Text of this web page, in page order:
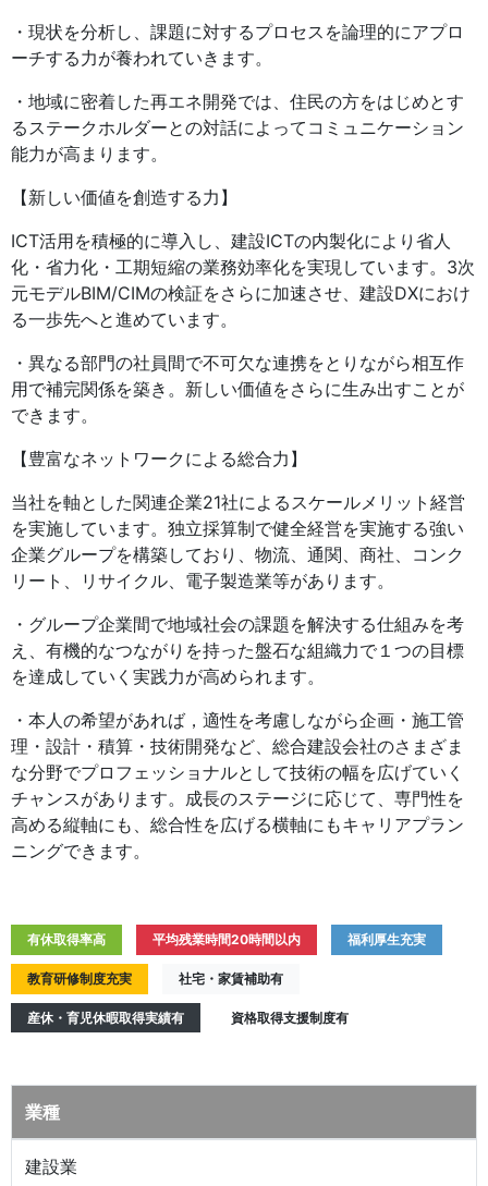
・現状を分析し、課題に対するプロセスを論理的にアプロ
ーチする力が養われていきます。
・地域に密着した再エネ開発では、住民の方をはじめとす
るステークホルダーとの対話によってコミュニケーション
能力が高まります。
【新しい価値を創造する力】
ICT活用を積極的に導入し、建設ICTの内製化により省人
化・省力化・工期短縮の業務効率化を実現しています。3次
元モデルBIM/CIMの検証をさらに加速させ、建設DXにおけ
る一歩先へと進めています。
・異なる部門の社員間で不可欠な連携をとりながら相互作
用で補完関係を築き。新しい価値をさらに生み出すことが
できます。
【豊富なネットワークによる総合力】
当社を軸とした関連企業21社によるスケールメリット経営
を実施しています。独立採算制で健全経営を実施する強い
企業グループを構築しており、物流、通関、商社、コンク
リート、リサイクル、電子製造業等があります。
・グループ企業間で地域社会の課題を解決する仕組みを考
え、有機的なつながりを持った盤石な組織力で１つの目標
を達成していく実践力が高められます。
・本人の希望があれば，適性を考慮しながら企画・施工管
理・設計・積算・技術開発など、総合建設会社のさまざま
な分野でプロフェッショナルとして技術の幅を広げていく
チャンスがあります。成長のステージに応じて、専門性を
高める縦軸にも、総合性を広げる横軸にもキャリアプラン
ニングできます。
有休取得率高 平均残業時間20時間以内 福利厚生充実
教育研修制度充実 社宅・家賃補助有
産休・育児休暇取得実績有 資格取得支援制度有
業種
建設業